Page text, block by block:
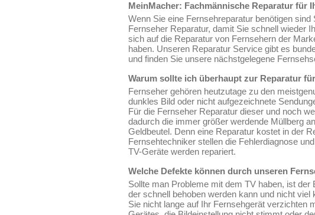
MeinMacher: Fachmännische Reparatur für
Wenn Sie eine Fernsehreparatur benötigen
Fernseher Reparatur, damit Sie schnell wieder
sich auf die Reparatur von Fernsehern der
haben. Unseren Reparatur Service gibt es
und finden Sie unsere nächstgelegene
Warum sollte ich überhaupt zur Reparatur
Fernseher gehören heutzutage zu den
dunkles Bild oder nicht aufgezeichnete
Für die Fernseher Reparatur dieser und noch
dadurch die immer größer werdende Müllberg
Geldbeutel. Denn eine Reparatur kostet in der
Fernsehtechniker stellen die Fehlerdiagnose
TV-Geräte werden repariert.
Welche Defekte können durch unseren
Sollte man Probleme mit dem TV haben, ist
der schnell behoben werden kann und nicht
Sie nicht lange auf Ihr Fernsehgerät verzichten